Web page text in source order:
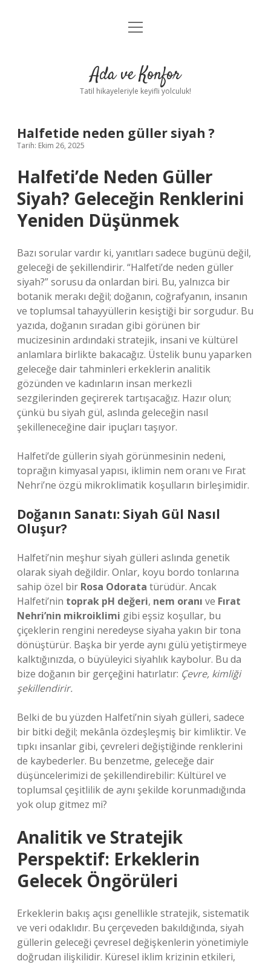
Anasayfa
Yasal Uyarı
menüyü
Ada ve Konfor
Tatil hikayeleriyle keyifli yolculuk!
Halfetide neden güller siyah ?
Tarih: Ekim 26, 2025
Halfeti’de Neden Güller
Siyah? Geleceğin Renklerini
Yeniden Düşünmek
Bazı sorular vardır ki, yanıtları sadece bugünü değil,
geleceği de şekillendirir. “Halfeti’de neden güller
siyah?” sorusu da onlardan biri. Bu, yalnızca bir
botanik merakı değil; doğanın, coğrafyanın, insanın
ve toplumsal tahayyüllerin kesiştiği bir sorgudur. Bu
yazıda, doğanın sıradan gibi görünen bir
mucizesinin ardındaki stratejik, insani ve kültürel
anlamlara birlikte bakacağız. Üstelik bunu yaparken
geleceğe dair tahminleri erkeklerin analitik
gözünden ve kadınların insan merkezli
sezgilerinden geçirerek tartışacağız. Hazır olun;
çünkü bu siyah gül, aslında geleceğin nasıl
şekilleneceğine dair ipuçları taşıyor.
Halfeti’de güllerin siyah görünmesinin nedeni,
toprağın kimyasal yapısı, iklimin nem oranı ve Fırat
Nehri’ne özgü mikroklimatik koşulların birleşimidir.
Doğanın Sanatı: Siyah Gül Nasıl
Oluşur?
Halfeti’nin meşhur siyah gülleri aslında genetik
olarak siyah değildir. Onlar, koyu bordo tonlarına
sahip özel bir Rosa Odorata türüdür. Ancak
Halfeti’nin toprak pH değeri, nem oranı ve Fırat
Nehri’nin mikroiklimi gibi eşsiz koşullar, bu
çiçeklerin rengini neredeyse siyaha yakın bir tona
dönüştürür. Başka bir yerde aynı gülü yetiştirmeye
kalktığınızda, o büyüleyici siyahlık kaybolur. Bu da
bize doğanın bir gerçeğini hatırlatır: Çevre, kimliği
şekillendirir.
Belki de bu yüzden Halfeti’nin siyah gülleri, sadece
bir bitki değil; mekânla özdeşleşmiş bir kimliktir. Ve
tıpkı insanlar gibi, çevreleri değiştiğinde renklerini
de kaybederler. Bu benzetme, geleceğe dair
düşüncelerimizi de şekillendirebilir: Kültürel ve
toplumsal çeşitlilik de aynı şekilde korunmadığında
yok olup gitmez mi?
Analitik ve Stratejik
Perspektif: Erkeklerin
Gelecek Öngörüleri
Erkeklerin bakış açısı genellikle stratejik, sistematik
ve veri odaklıdır. Bu çerçeveden bakıldığında, siyah
güllerin geleceği çevresel değişkenlerin yönetimiyle
doğrudan ilişkilidir. Küresel iklim krizinin etkileri,